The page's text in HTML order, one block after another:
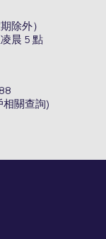
除外）
晨 5 點
關查詢)